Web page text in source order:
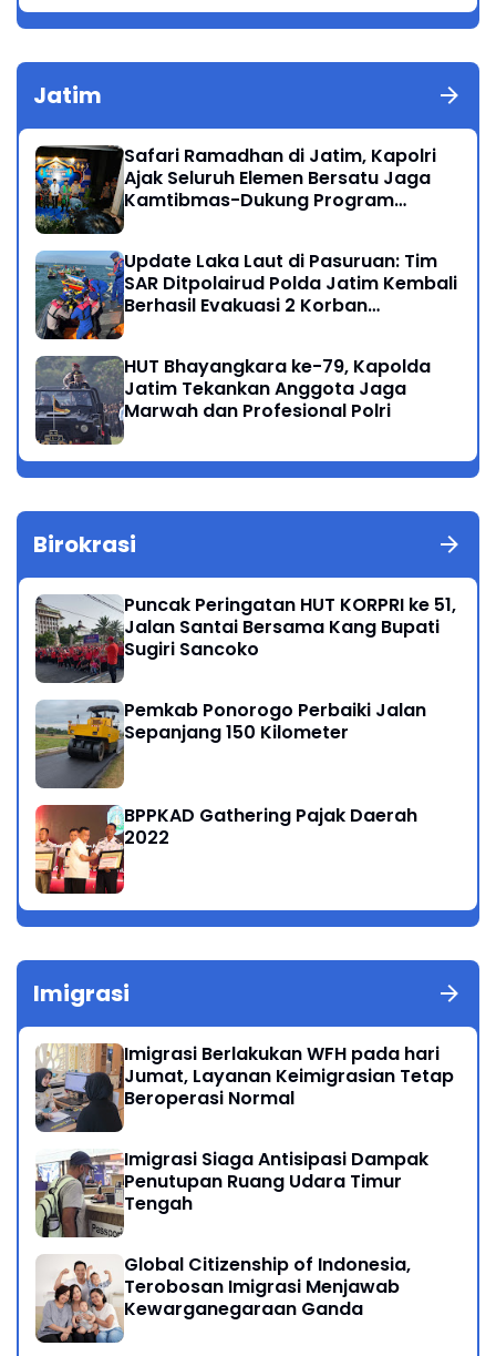
Jatim
Safari Ramadhan di Jatim, Kapolri
Ajak Seluruh Elemen Bersatu Jaga
Kamtibmas-Dukung Program
Update Laka Laut di Pasuruan: Tim
SAR Ditpolairud Polda Jatim Kembali
Berhasil Evakuasi 2 Korban
HUT Bhayangkara ke-79, Kapolda
Jatim Tekankan Anggota Jaga
Marwah dan Profesional Polri
Birokrasi
Puncak Peringatan HUT KORPRI ke 51,
Jalan Santai Bersama Kang Bupati
Sugiri Sancoko
Pemkab Ponorogo Perbaiki Jalan
Sepanjang 150 Kilometer
BPPKAD Gathering Pajak Daerah
2022
Imigrasi
Imigrasi Berlakukan WFH pada hari
Jumat, Layanan Keimigrasian Tetap
Beroperasi Normal
Imigrasi Siaga Antisipasi Dampak
Penutupan Ruang Udara Timur
Tengah
Global Citizenship of Indonesia,
Terobosan Imigrasi Menjawab
Kewarganegaraan Ganda